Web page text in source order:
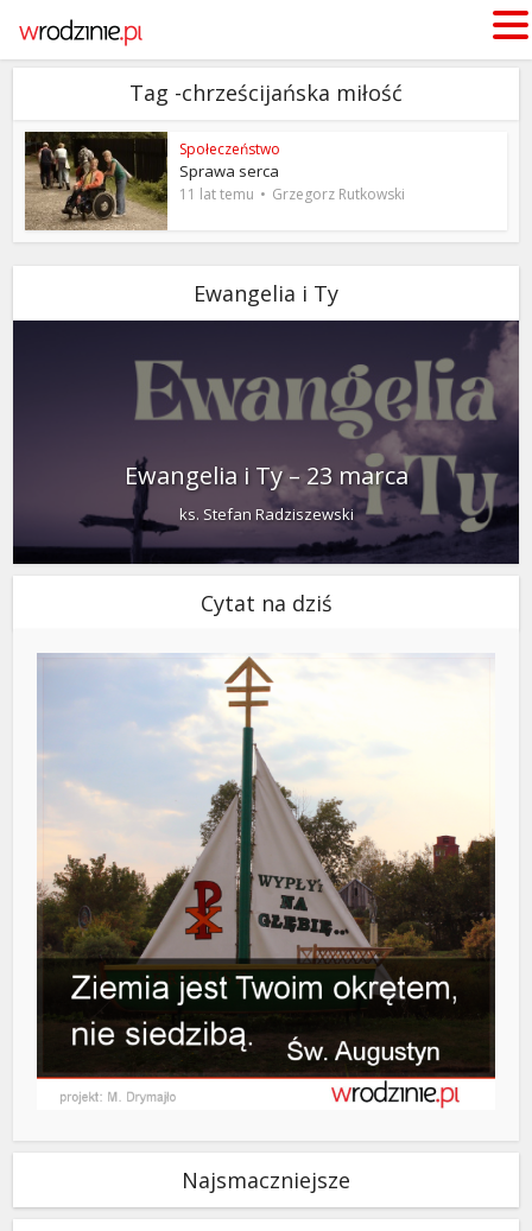
Tag -chrześcijańska miłość
Społeczeństwo
Sprawa serca
11 lat temu Grzegorz Rutkowski
Ewangelia i Ty
Ewangelia i Ty – 23 marca
ks. Stefan Radziszewski
Cytat na dziś
Najsmaczniejsze